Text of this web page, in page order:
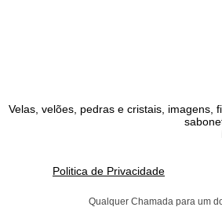
Velas, velões, pedras e cristais, imagens,
Politica de Privacidade
Qualquer Chamada para um